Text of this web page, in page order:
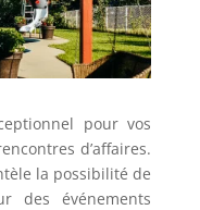
pour vos
d’affaires.
la possibilité de
des événements